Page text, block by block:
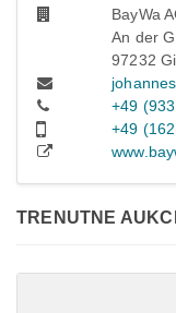
BayWa
An der
97232
+49
+49
TRENUTNE